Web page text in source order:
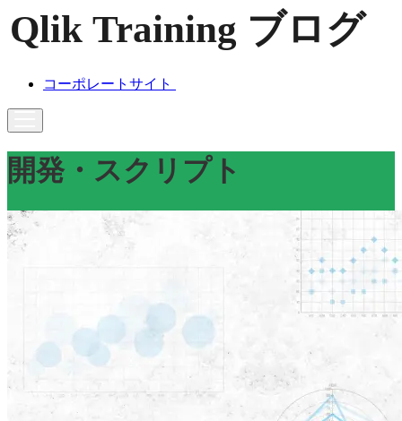
コーポレートサイト
開発・スクリプト